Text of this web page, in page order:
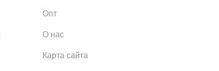
Опт
О нас
Карта сайта